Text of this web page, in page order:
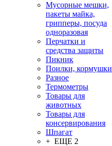
Мусорные мешки,
пакеты майка,
грипперы, посуда
одноразовая
Перчатки и
средства защиты
Пикник
Поилки, кормушки
Разное
Термометры
Товары для
животных
Товары для
консервирования
Шпагат
+ ЕЩЕ 2